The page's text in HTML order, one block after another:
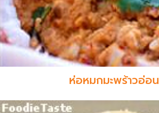
ห่อหมกมะพร้าวอ่อน